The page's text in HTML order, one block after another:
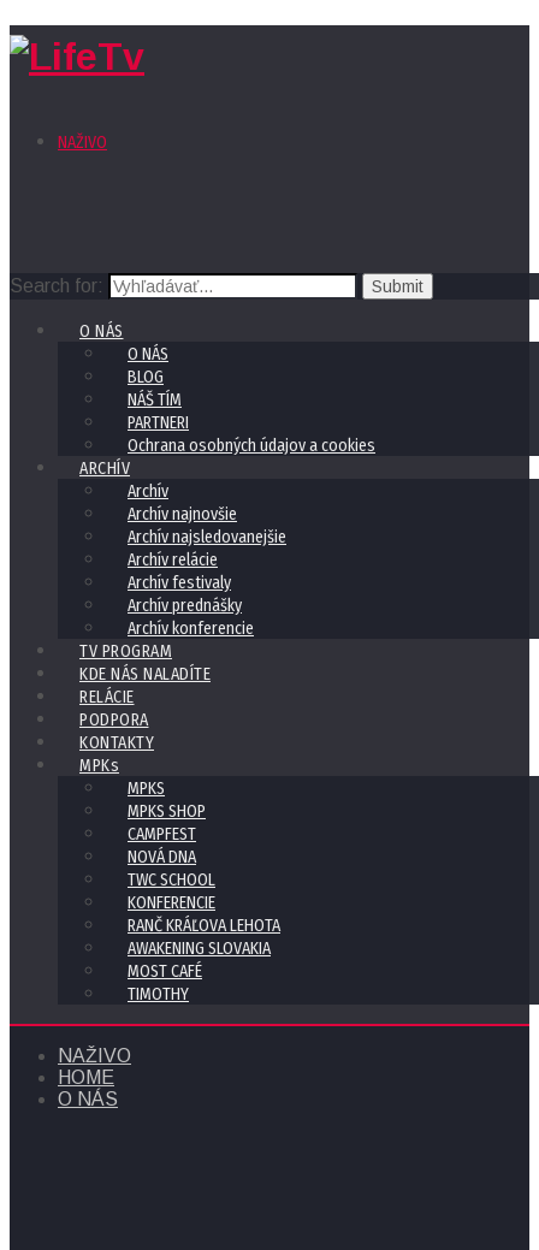
NAŽIVO
Search for:
O NÁS
O NÁS
BLOG
NÁŠ TÍM
PARTNERI
Ochrana osobných údajov a cookies
ARCHÍV
Archív
Archív najnovšie
Archív najsledovanejšie
Archív relácie
Archív festivaly
Archív prednášky
Archív konferencie
TV PROGRAM
KDE NÁS NALADÍTE
RELÁCIE
PODPORA
KONTAKTY
MPKs
MPKS
MPKS SHOP
CAMPFEST
NOVÁ DNA
TWC SCHOOL
KONFERENCIE
RANČ KRÁĽOVA LEHOTA
AWAKENING SLOVAKIA
MOST CAFÉ
TIMOTHY
NAŽIVO
HOME
O NÁS